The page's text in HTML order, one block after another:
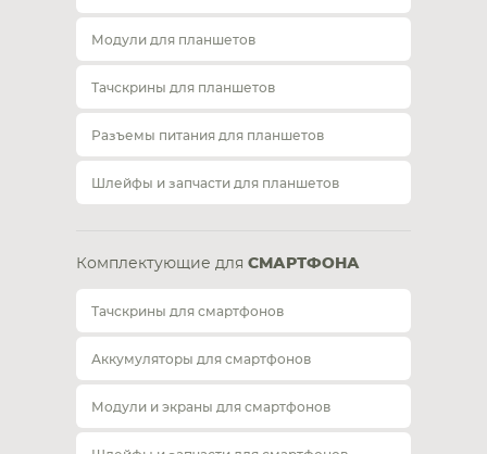
Модули для планшетов
Тачскрины для планшетов
Разъемы питания для планшетов
Шлейфы и запчасти для планшетов
Комплектующие для СМАРТФОНА
Тачскрины для смартфонов
Аккумуляторы для смартфонов
Модули и экраны для смартфонов